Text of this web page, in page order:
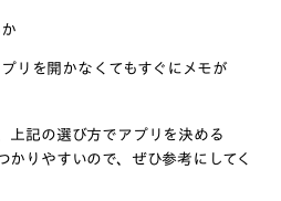
リを開かなくてもすぐにメモが
上記の選び方でアプリを決める
かりやすいので、ぜひ参考にしてく